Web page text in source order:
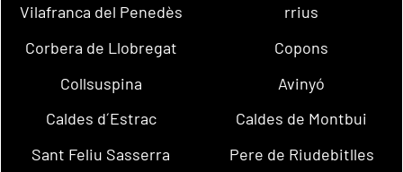
Vilafranca del Penedès
rrius
Corbera de Llobregat
Copons
Collsuspina
Avinyó
Caldes d´Estrac
Caldes de Montbui
Sant Feliu Sasserra
Pere de Riudebitlles